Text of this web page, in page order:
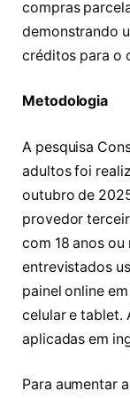
compras
demonstrando
créditos para o
Metodologia
A pesquisa
adultos foi
outubro de
provedor
com 18 anos
entrevistados
painel online
celular e tablet.
aplicadas em
Para aumentar